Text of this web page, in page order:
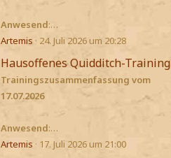
Anwesend:…
Artemis
24. Juli 2026 um 20:28
Hausoffenes Quidditch-Training
Trainingszusammenfassung vom
17.07.2026
Anwesend:…
Artemis
17. Juli 2026 um 21:00